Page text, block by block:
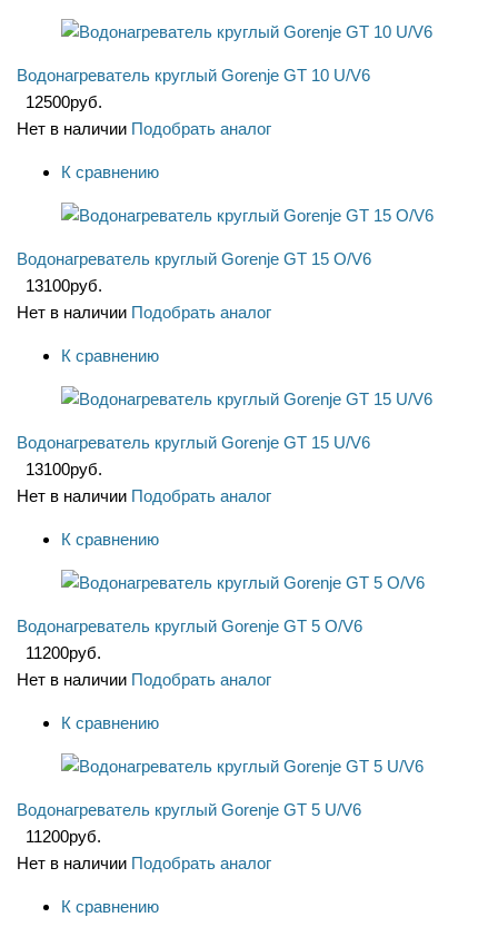
Водонагреватель круглый Gorenje GT 10 U/V6
12500руб.
Нет в наличии Подобрать аналог
К сравнению
Водонагреватель круглый Gorenje GT 15 O/V6
13100руб.
Нет в наличии Подобрать аналог
К сравнению
Водонагреватель круглый Gorenje GT 15 U/V6
13100руб.
Нет в наличии Подобрать аналог
К сравнению
Водонагреватель круглый Gorenje GT 5 O/V6
11200руб.
Нет в наличии Подобрать аналог
К сравнению
Водонагреватель круглый Gorenje GT 5 U/V6
11200руб.
Нет в наличии Подобрать аналог
К сравнению